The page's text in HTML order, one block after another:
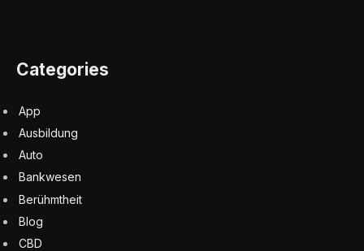
Categories
App
Ausbildung
Auto
Bankwesen
Berühmtheit
Blog
CBD